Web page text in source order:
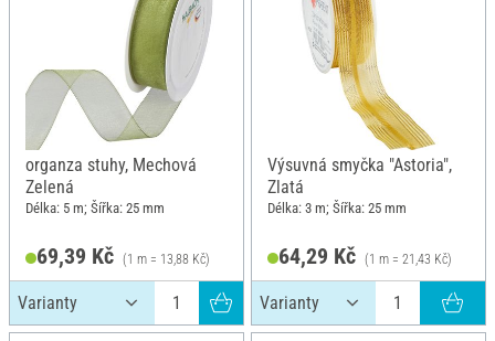
organza stuhy, Mechová
Zelená
Délka: 5 m; Šířka: 25 mm
69,39 Kč (1 m = 13,88 Kč)
Výsuvná smyčka "Astoria",
Zlatá
Délka: 3 m; Šířka: 25 mm
64,29 Kč (1 m = 21,43 Kč)